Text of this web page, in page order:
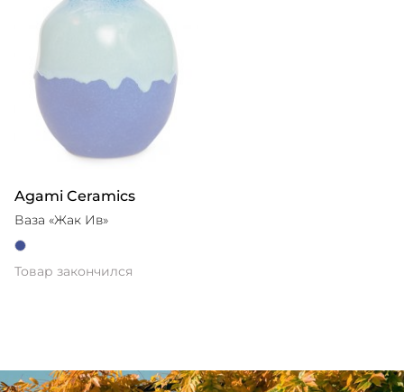
Agami Ceramics
Ваза «Жак Ив»
Товар закончился